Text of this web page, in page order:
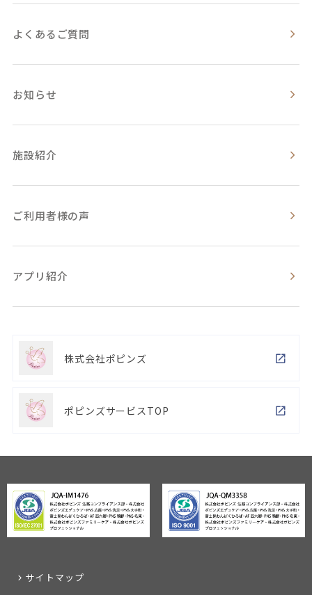
よくあるご質問
お知らせ
施設紹介
ご利用者様の声
アプリ紹介
株式会社ポピンズ
ポピンズサービスTOP
サイトマップ